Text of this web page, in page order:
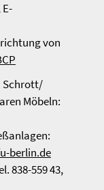
von
Schrott/
Möbeln:
berlin.de
838-559 43,